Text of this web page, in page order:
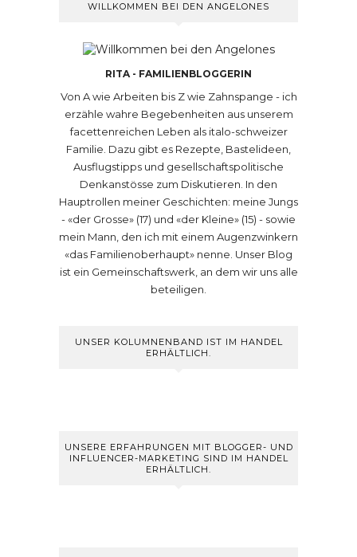
WILLKOMMEN BEI DEN ANGELONES
RITA - FAMILIENBLOGGERIN
Von A wie Arbeiten bis Z wie Zahnspange - ich
erzähle wahre Begebenheiten aus unserem
facettenreichen Leben als italo-schweizer
Familie. Dazu gibt es Rezepte, Bastelideen,
Ausflugstipps und gesellschaftspolitische
Denkanstösse zum Diskutieren. In den
Hauptrollen meiner Geschichten: meine Jungs
- «der Grosse» (17) und «der Kleine» (15) - sowie
mein Mann, den ich mit einem Augenzwinkern
«das Familienoberhaupt» nenne. Unser Blog
ist ein Gemeinschaftswerk, an dem wir uns alle
beteiligen.
UNSER KOLUMNENBAND IST IM HANDEL
ERHÄLTLICH.
UNSERE ERFAHRUNGEN MIT BLOGGER- UND
INFLUENCER-MARKETING SIND IM HANDEL
ERHÄLTLICH.